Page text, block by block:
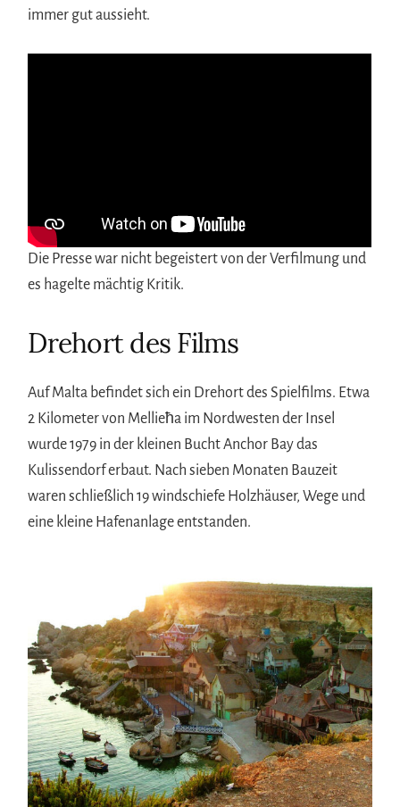
immer gut aussieht.
Die Presse war nicht begeistert von der Verfilmung und
es hagelte mächtig Kritik.
Drehort des Films
Auf Malta befindet sich ein Drehort des Spielfilms. Etwa
2 Kilometer von Mellieħa im Nordwesten der Insel
wurde 1979 in der kleinen Bucht Anchor Bay das
Kulissendorf erbaut. Nach sieben Monaten Bauzeit
waren schließlich 19 windschiefe Holzhäuser, Wege und
eine kleine Hafenanlage entstanden.